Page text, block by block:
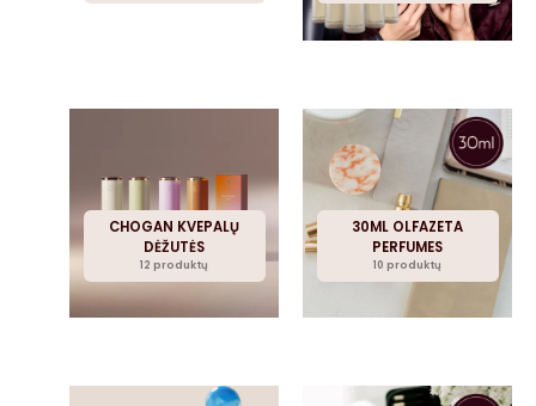
CHOGAN KVEPALŲ
DĖŽUTĖS
12 produktų
30ML OLFAZETA
PERFUMES
10 produktų